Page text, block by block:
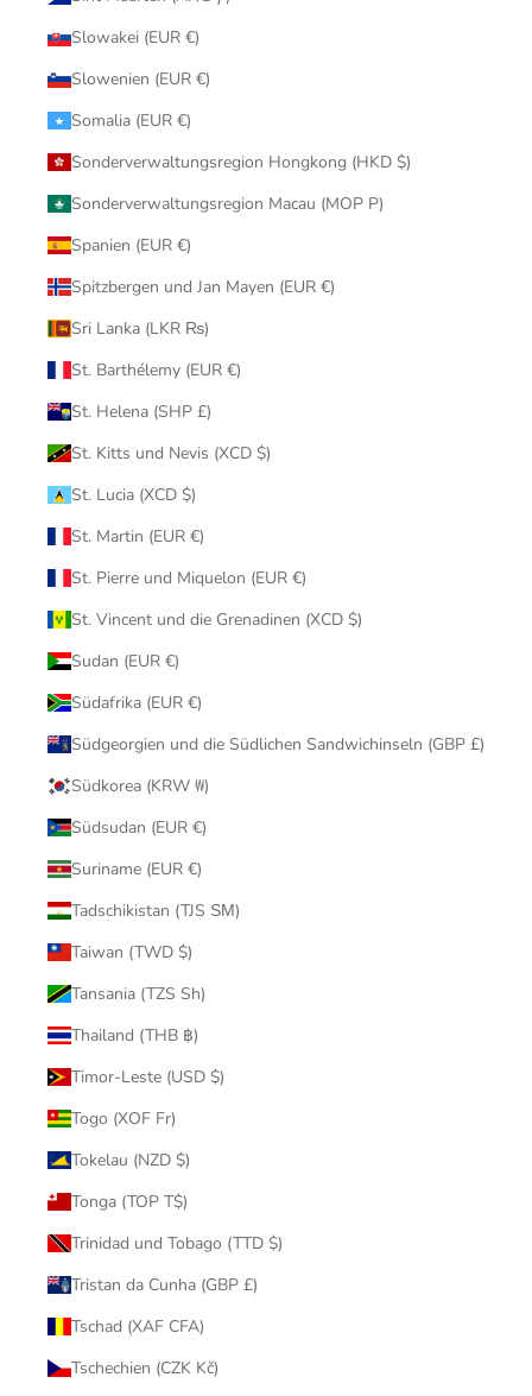
Slowakei (EUR €)
Slowenien (EUR €)
Somalia (EUR €)
Sonderverwaltungsregion Hongkong (HKD $)
Sonderverwaltungsregion Macau (MOP P)
Spanien (EUR €)
Spitzbergen und Jan Mayen (EUR €)
Sri Lanka (LKR ₨)
St. Barthélemy (EUR €)
St. Helena (SHP £)
St. Kitts und Nevis (XCD $)
St. Lucia (XCD $)
St. Martin (EUR €)
St. Pierre und Miquelon (EUR €)
St. Vincent und die Grenadinen (XCD $)
Sudan (EUR €)
Südafrika (EUR €)
Südgeorgien und die Südlichen Sandwichinseln (GBP £)
Südkorea (KRW ₩)
Südsudan (EUR €)
Suriname (EUR €)
Tadschikistan (TJS ЅМ)
Taiwan (TWD $)
Tansania (TZS Sh)
Thailand (THB ฿)
Timor-Leste (USD $)
Togo (XOF Fr)
Tokelau (NZD $)
Tonga (TOP T$)
Trinidad und Tobago (TTD $)
Tristan da Cunha (GBP £)
Tschad (XAF CFA)
Tschechien (CZK Kč)